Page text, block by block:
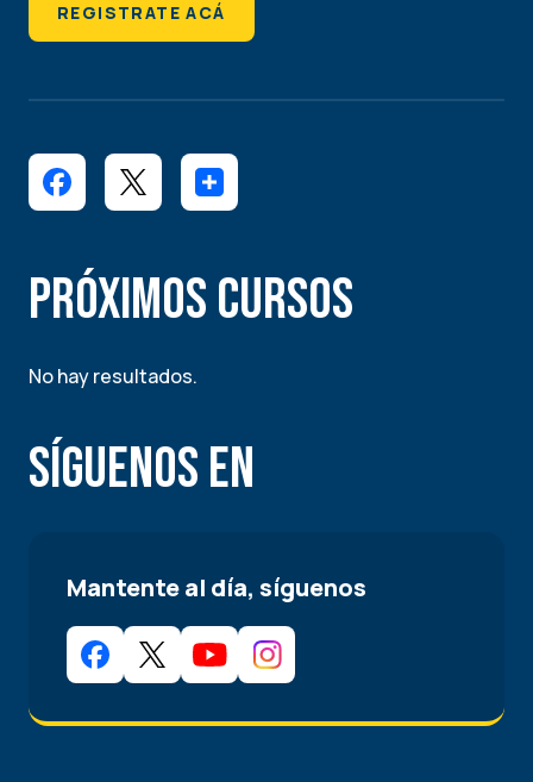
REGISTRATE ACÁ
Próximos Cursos
No hay resultados.
Síguenos en
Mantente al día, síguenos